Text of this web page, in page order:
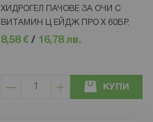
ХИДРОГЕЛ ПАЧОВЕ ЗА ОЧИ С
ВИТАМИН Ц ЕЙДЖ ПРО Х 60БР.
8,58 € / 16,78 лв.
КУПИ